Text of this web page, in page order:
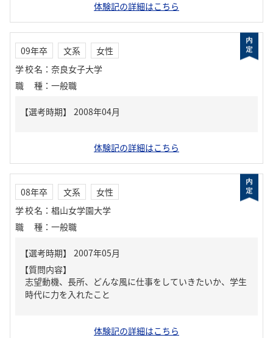
体験記の詳細はこちら
09年卒 文系
女性
学校名 ： 奈良女子大学
職種 ： 一般職
体験記の詳細はこちら
08年卒 文系
女性
学校名 ： 椙山女学園大学
職種 ： 一般職
【質問内容】
志望動機、長所、どんな風に仕事をしていきたいか、学生
時代に力を入れたこと
体験記の詳細はこちら